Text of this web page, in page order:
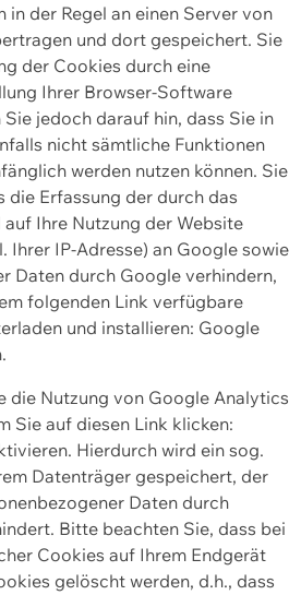
in der Regel an einen Server von
und dort gespeichert. Sie
der Cookies durch eine
Ihrer Browser-Software
jedoch darauf hin, dass Sie in
nicht sämtliche Funktionen
werden nutzen können. Sie
die Erfassung der durch das
Ihre Nutzung der Website
Ihrer IP-Adresse) an Google sowie
Daten durch Google verhindern,
folgenden Link verfügbare
und installieren: Google
die Nutzung von Google Analytics
Sie auf diesen Link klicken:
Hierdurch wird ein sog.
Datenträger gespeichert, der
Daten durch
Bitte beachten Sie, dass bei
Cookies auf Ihrem Endgerät
gelöscht werden, d.h., dass